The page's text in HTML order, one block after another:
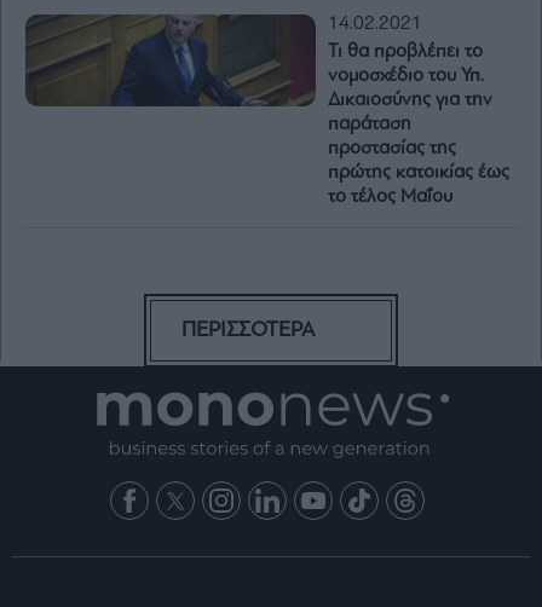
14.02.2021
Τι θα προβλέπει το
νομοσχέδιο του Υπ.
Δικαιοσύνης για την
παράταση
προστασίας της
πρώτης κατοικίας έως
το τέλος Μαΐου
ΠΕΡΙΣΣΟΤΕΡΑ